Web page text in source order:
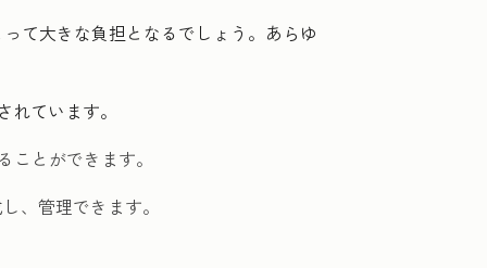
て大きな負担となるでしょう。あらゆ
ています。
ことができます。
、管理できます。